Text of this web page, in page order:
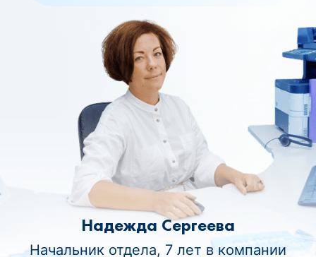
Надежда Сергеева
Начальник отдела, 7 лет в компании